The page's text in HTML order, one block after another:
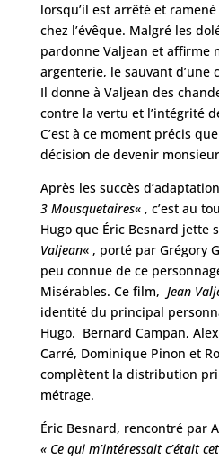
lorsqu’il est arrêté et
chez l’évêque. Malgré les
pardonne Valjean et affirme
argenterie, le sauvant d’une
Il donne à Valjean des
contre la vertu et l’intégrité
C’est à ce moment précis
décision de devenir
Après les succès
3 Mousquetaires« , c’est au
Hugo que Éric Besnard jette
Valjean« , porté par Grégory
peu connue de ce
Misérables. Ce film, Jean
identité du principal
Hugo. Bernard Campan,
Carré, Dominique Pinon et
complètent la distribution
métrage.
Éric Besnard, rencontré par
« Ce qui m’intéressait c’était